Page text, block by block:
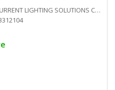
CURRENT LIGHTING SOLUTIONS CAN